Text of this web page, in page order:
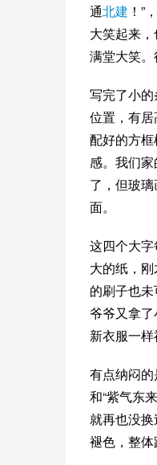
通北建 ！”
大笑起来
满堂大笑。
写完了小
位置，有
配好的方
感。我们
了，但玻
面。
这四个大
大的纸，
的刷子也
爷爷又拿
新衣服一
有点纳闷
和“紫气东
就再也没
褪色，整体